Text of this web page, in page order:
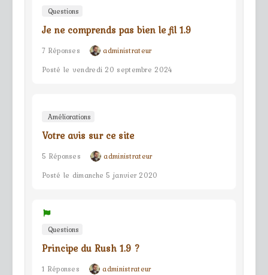
Questions
Je ne comprends pas bien le fil 1.9
7 Réponses
administrateur
Posté le vendredi 20 septembre 2024
Améliorations
Votre avis sur ce site
5 Réponses
administrateur
Posté le dimanche 5 janvier 2020
Questions
Principe du Rush 1.9 ?
1 Réponses
administrateur